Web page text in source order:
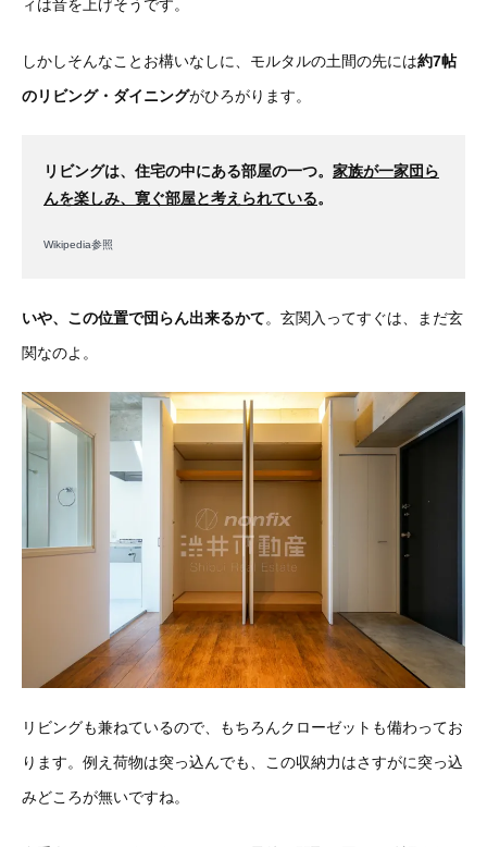
ィは音を上げそうです。
しかしそんなことお構いなしに、モルタルの土間の先には約7帖
のリビング・ダイニングがひろがります。
リビングは、住宅の中にある部屋の一つ。 家族が一家団ら
んを楽しみ、寛ぐ部屋と考えられている。
Wikipedia参照
いや、この位置で団らん出来るかて。玄関入ってすぐは、まだ玄
関なのよ。
リビングも兼ねているので、もちろんクローゼットも備わってお
ります。例え荷物は突っ込んでも、この収納力はさすがに突っ込
みどころが無いですね。